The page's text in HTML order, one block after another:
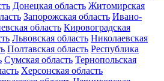
Донецкая область Житомирская
Запорожская область Ивано-
область Кировоградская
Львовская область Николаевская
Полтавская область Республика
Сумская область Тернопольская
Херсонская область